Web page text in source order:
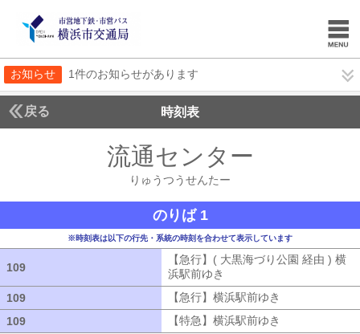
お知らせ 1件のお知らせがあります
戻る 時刻表
流通センター
りゅうつうせんたー
のりば 1
※時刻表は以下の行先・系統の時刻を合わせて表示しています
109
【急行】( 大黒海づり公園 経由 ) 横
浜駅前ゆき
109
【急行】横浜駅前ゆき
109
【特急】横浜駅前ゆき